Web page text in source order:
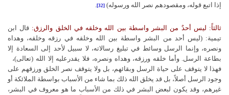
إذا اتبع قوله، ومقصودهم نصر الله ورسوله) [32]
ثالثاً: ليس أحدٌ من البشر واسطة بين الله وخلقه في الخلق والرزق: قال ابن
تيمية: (ليس أحد من البشر واسطة بين الله وخلقه في رزقه وخلقه، وهداه
ونصره، وإنما الرسل وسائط في تبليغ رسالاته، لا سبيل لأحد إلى السعادة إلا
بطاعة الرسل. وأما خلقه ورزقه، وهداه ونصره، فلا يقدرعليه إلا الله (تعالى)،
فهذا لا يتوقف على حياة الرسل وبقائهم، بل ولا يتوقف نصر الخلق ورزقهم على
وجود الرسل أصلاً، بل قد يخلق الله ذلك بما شاء من الأسباب بواسطة الملائكة أو
غيرهم، وقد يكون لبعض البشر في ذلك من الأسباب ما هو معروف في البشر،